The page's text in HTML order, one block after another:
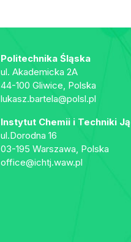
Politechnika Śląska
ul. Akademicka 2A
44-100 Gliwice, Polska
lukasz.bartela@polsl.pl
Instytut Chemii i Techniki
ul.Dorodna 16
03-195 Warszawa, Polska
office@ichtj.waw.pl